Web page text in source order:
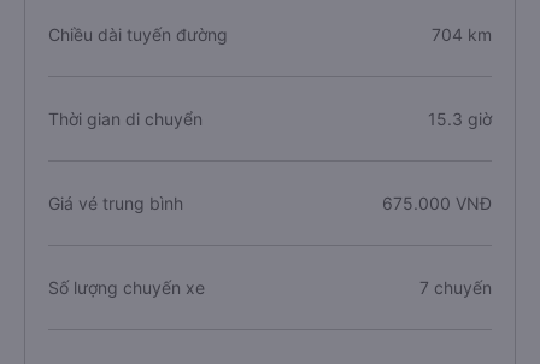
Chiều dài tuyến đường 704 km
Thời gian di chuyển 15.3 giờ
Giá vé trung bình 675.000 VNĐ
Số lượng chuyến xe 7 chuyến